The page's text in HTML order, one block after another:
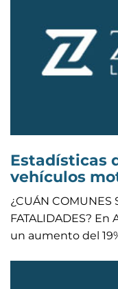
Estadísticas
vehículos
¿CUÁN COMUNES
FATALIDADES?
un aumento del